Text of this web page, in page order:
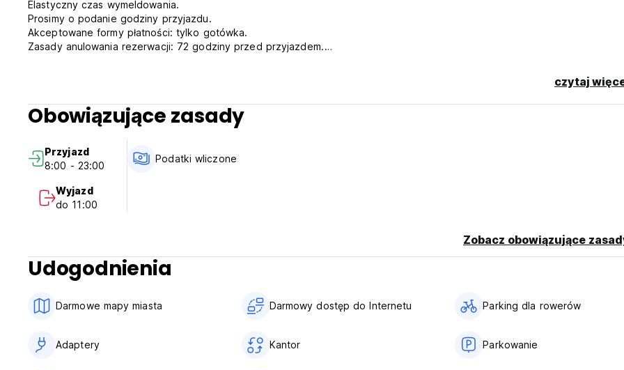
Elastyczny czas wymeldowania.
Prosimy o podanie godziny przyjazdu.
Akceptowane formy płatności: tylko gotówka.
Zasady anulowania rezerwacji: 72 godziny przed przyjazdem.
Goście muszą okazać ważny paszport.
Nie obowiązuje godzina policyjna.
Zwierzęta nie są akceptowane.
czytaj
Obowiązujące zasady
Przyjazd
8:00 - 23:00
Wyjazd
do 11:00
Podatki wliczone
Zobacz obowiązujące
Udogodnienia
Darmowe mapy miasta Darmowy dostęp do Internetu Parking dla rowerów
Adaptery Kantor Parkowanie